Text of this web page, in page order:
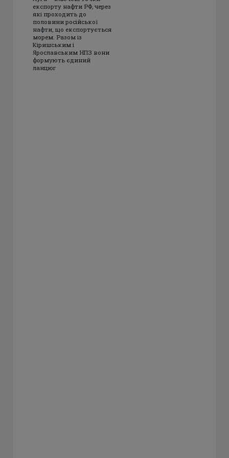
експорту нафти РФ, через
які проходить до
половини російської
нафти, що експортується
морем. Разом із
Кіришським і
Ярославським НПЗ вони
формують єдиний
ланцюг